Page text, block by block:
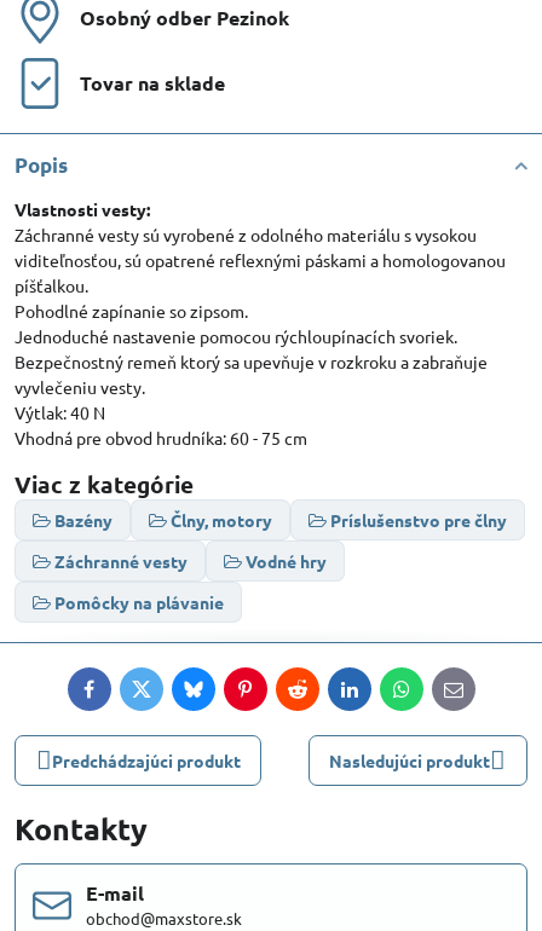
Osobný odber Pezinok
Tovar na sklade
Popis
Vlastnosti vesty:
Záchranné vesty sú vyrobené z odolného materiálu s vysokou
viditeľnosťou, sú opatrené reflexnými páskami a homologovanou
píšťalkou.
Pohodlné zapínanie so zipsom.
Jednoduché nastavenie pomocou rýchloupínacích svoriek.
Bezpečnostný remeň ktorý sa upevňuje v rozkroku a zabraňuje
vyvlečeniu vesty.
Výtlak: 40 N
Vhodná pre obvod hrudníka: 60 - 75 cm
Viac z kategórie
Bazény Člny, motory
Príslušenstvo pre člny
Záchranné vesty
Vodné hry
Pomôcky na plávanie
FacebookTwitterBlueskyPinterestRedditLinkedInWhatsApp
E-
mail
Predchádzajúci produkt Nasledujúci produkt
Kontakty
E-mail
obchod@maxstore.sk